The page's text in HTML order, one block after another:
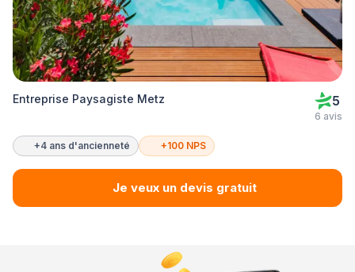
Entreprise Paysagiste Metz 5
6 avis
+4 ans d'ancienneté +100 NPS
Je veux un devis gratuit